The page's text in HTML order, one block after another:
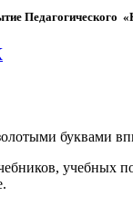
буквами
учебных